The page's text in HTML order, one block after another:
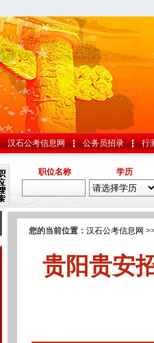
汉石公考信息网 公务员招录 行
职位名称 学历
您的当前位置： 汉石公考信息网
贵阳贵安